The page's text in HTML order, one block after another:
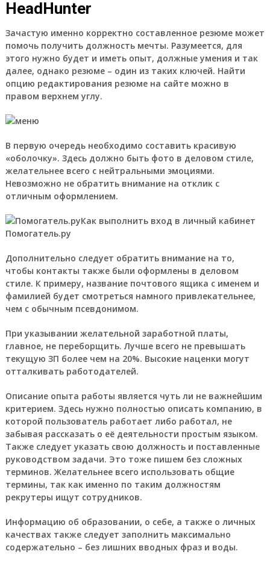
HeadHunter
Зачастую именно корректно составленное резюме может
помочь получить должность мечты. Разумеется, для
этого нужно будет и иметь опыт, должные умения и так
далее, однако резюме – один из таких ключей. Найти
опцию редактирования резюме на сайте можно в
правом верхнем углу.
В первую очередь необходимо составить красивую
«оболочку». Здесь должно быть фото в деловом стиле,
желательнее всего с нейтральными эмоциями.
Невозможно не обратить внимание на отклик с
отличным оформлением.
Как выполнить вход в личный кабинет
Помогатель.ру
Дополнительно следует обратить внимание на то,
чтобы контакты также были оформлены в деловом
стиле. К примеру, название почтового ящика с именем и
фамилией будет смотреться намного привлекательнее,
чем с обычным псевдонимом.
При указывании желательной заработной платы,
главное, не переборщить. Лучше всего не превышать
текущую ЗП более чем на 20%. Высокие наценки могут
отталкивать работодателей.
Описание опыта работы является чуть ли не важнейшим
критерием. Здесь нужно полностью описать компанию, в
которой пользователь работает либо работал, не
забывая рассказать о её деятельности простым языком.
Также следует указать свою должность и поставленные
руководством задачи. Это тоже пишем без сложных
терминов. Желательнее всего использовать общие
термины, так как именно по таким должностям
рекрутеры ищут сотрудников.
Информацию об образовании, о себе, а также о личных
качествах также следует заполнить максимально
содержательно – без лишних вводных фраз и воды.